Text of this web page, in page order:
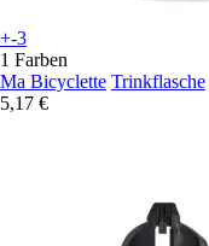
+-3
1 Farben
Ma Bicyclette Trinkflasche
5,17 €